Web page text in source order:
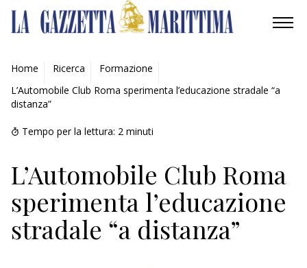
AMBIENTE
MOBILITÀ
INDUSTRIA
ECONOMIA
TURISMO
Home Ricerca
Formazione
L’Automobile Club Roma sperimenta l’educazione stradale “a
distanza”
Tempo per la lettura: 2 minuti
L’Automobile Club Roma
sperimenta l’educazione
stradale “a distanza”